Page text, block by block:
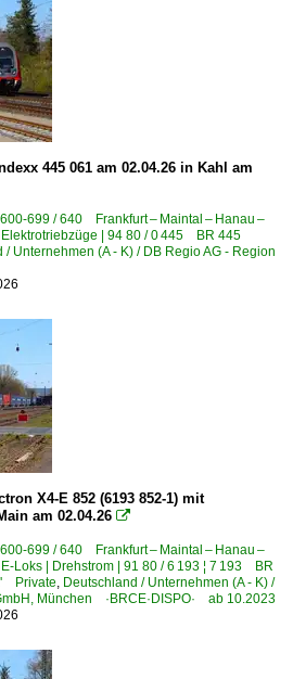
445 061 am 02.04.26 in Kahl am
699 / 640 Frankfurt – Maintal – Hanau –
Elektrotriebzüge | 94 80 / 0 445 BR 445
/ Unternehmen (A - K) / DB Regio AG - Region
X4-E 852 (6193 852-1) mit
am 02.04.26 
699 / 640 Frankfurt – Maintal – Hanau –
Loks | Drehstrom | 91 80 / 6 193 ¦ 7 193 BR
Private, Deutschland / Unternehmen (A - K) /
München ·BRCE·DISPO· ab 10.2023